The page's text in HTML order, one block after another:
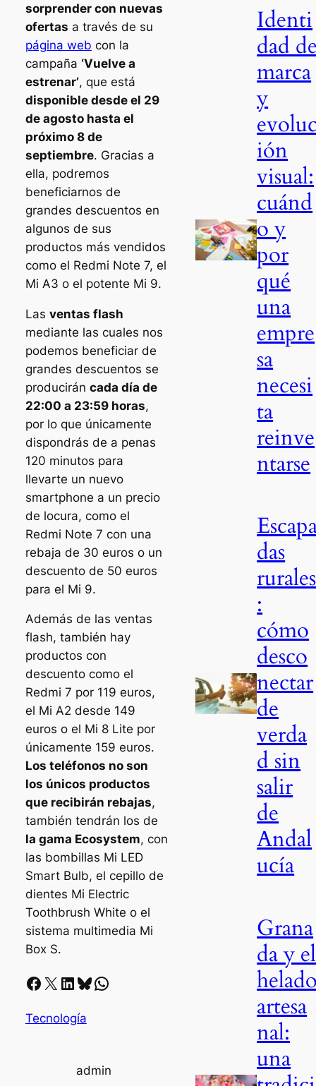
sorprender con nuevas
ofertas a través de su
página web con la
campaña ‘Vuelve a
estrenar’, que está
disponible desde el 29
de agosto hasta el
próximo 8 de
septiembre. Gracias a
ella, podremos
beneficiarnos de
grandes descuentos en
algunos de sus
productos más vendidos
como el Redmi Note 7, el
Mi A3 o el potente Mi 9.
Las ventas flash
mediante las cuales nos
podemos beneficiar de
grandes descuentos se
producirán cada día de
22:00 a 23:59 horas,
por lo que únicamente
dispondrás de a penas
120 minutos para
llevarte un nuevo
smartphone a un precio
de locura, como el
Redmi Note 7 con una
rebaja de 30 euros o un
descuento de 50 euros
para el Mi 9.
Además de las ventas
flash, también hay
productos con
descuento como el
Redmi 7 por 119 euros,
el Mi A2 desde 149
euros o el Mi 8 Lite por
únicamente 159 euros.
Los teléfonos no son
los únicos productos
que recibirán rebajas,
también tendrán los de
la gama Ecosystem, con
las bombillas Mi LED
Smart Bulb, el cepillo de
dientes Mi Electric
Toothbrush White o el
sistema multimedia Mi
Box S.
Facebook X LinkedIn Bluesky Whatsapp
Tecnología
admin
Identi
dad
marca
y
ión
visual:
cuánd
o y
por
qué
una
empre
sa
necesi
ta
reinve
ntarse
das
rurales
:
cómo
desco
nectar
de
verda
d sin
salir
de
Andal
ucía
Grana
da y el
artesa
nal:
una